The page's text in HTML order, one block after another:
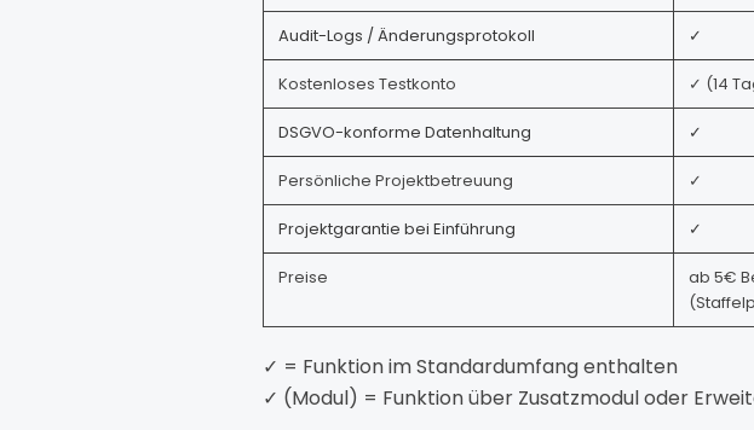
Audit-Logs / Änderungsprotokoll ✓
Kostenloses Testkonto ✓ (14
DSGVO-konforme Datenhaltung ✓
Persönliche Projektbetreuung ✓
Projektgarantie bei Einführung ✓
Preise
ab 5€
✓ = FunktionimStandardumfangenthalten
✓ (Modul) = Funktionüber Zusatzmoduloder